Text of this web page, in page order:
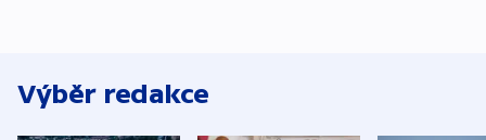
Výběr redakce